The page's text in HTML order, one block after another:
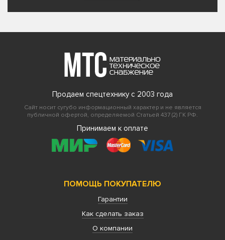
Продаем спецтехнику с 2003 года
Сайт носит сугубо информационный характер и не является
публичной офертой, определяемой Статьей 437 (2) ГК РФ.
Принимаем к оплате
ПОМОЩЬ ПОКУПАТЕЛЮ
Гарантии
Как сделать заказ
О компании